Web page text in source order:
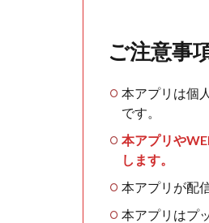
ご注意事
本アプリは個
です。
本アプリや
します。
本アプリが配
本アプリはプ